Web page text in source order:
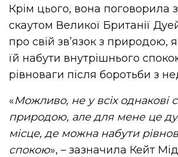
Крім цього, вона поговорила
скаутом Великої Британії
про свій зв’язок з природою,
їй набути внутрішнього
рівноваги після боротьби з
«Можливо, не у всіх однакові
природою, але для мене це
місце, де можна набути
спокою», – зазначила Кейт